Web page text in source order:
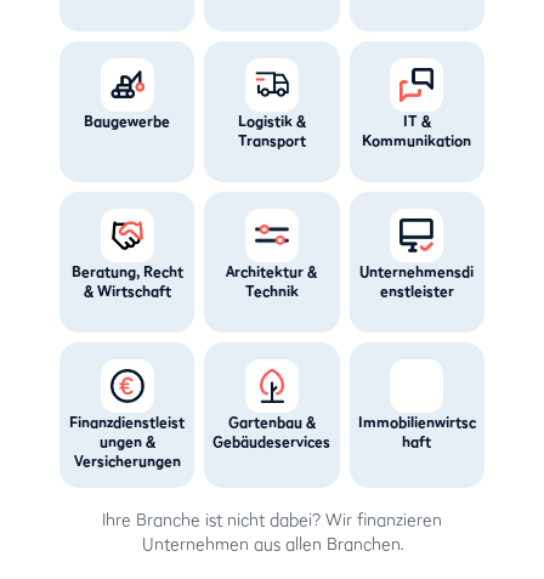
Baugewerbe
Logistik &
Transport
IT &
Kommunikation
Beratung, Recht
& Wirtschaft
Architektur &
Technik
Unternehmensdi
enstleister
Finanzdienstleist
ungen &
Versicherungen
Gartenbau &
Gebäudeservices
Immobilienwirtsc
haft
Ihre Branche ist nicht dabei? Wir finanzieren
Unternehmen aus allen Branchen.